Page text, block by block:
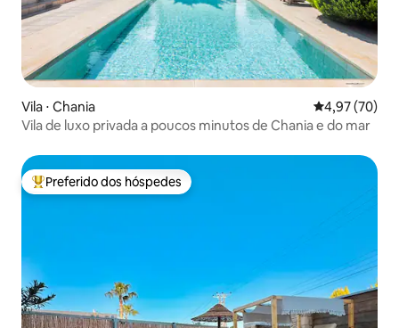
Vila ⋅ Chania 4,97 de uma
4,97 (70)
Vila de luxo privada a poucos minutos de Chania e do mar
Entre os melhores preferidos dos hóspedes
Preferido dos hóspedes